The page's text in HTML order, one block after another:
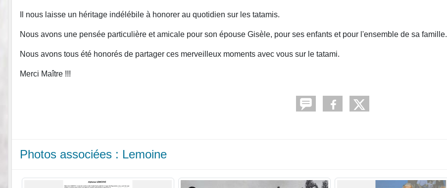
Il nous laisse un héritage indélébile à honorer au quotidien sur les tatamis.
Nous avons une pensée particulière et amicale pour son épouse Gisèle, pour ses enfants et pour l'ensemble de sa famille.
Nous avons tous été honorés de partager ces merveilleux moments avec vous sur le tatami.
Merci Maître !!!
Photos associées : Lemoine